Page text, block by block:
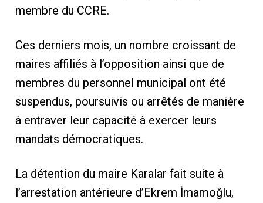
membre du CCRE.
Ces derniers mois, un nombre croissant de
maires affiliés à l’opposition ainsi que de
membres du personnel municipal ont été
suspendus, poursuivis ou arrêtés de manière
à entraver leur capacité à exercer leurs
mandats démocratiques.
La détention du maire Karalar fait suite à
l’arrestation antérieure d’Ekrem İmamoğlu,